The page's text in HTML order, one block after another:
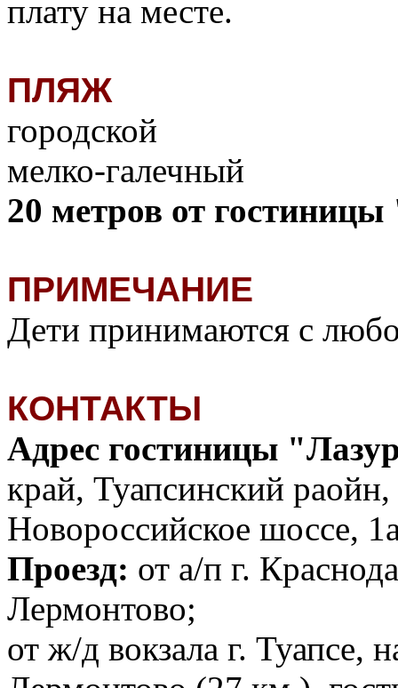
плату на месте.
ПЛЯЖ
городской
мелко-галечный
20 метров от
ПРИМЕЧАНИЕ
Дети принимаются с
КОНТАКТЫ
Адрес гостиницы
край, Туапсинский
Новороссийское шоссе,
Проезд: от а/п г.
Лермонтово;
от ж/д вокзала г. Туапсе,